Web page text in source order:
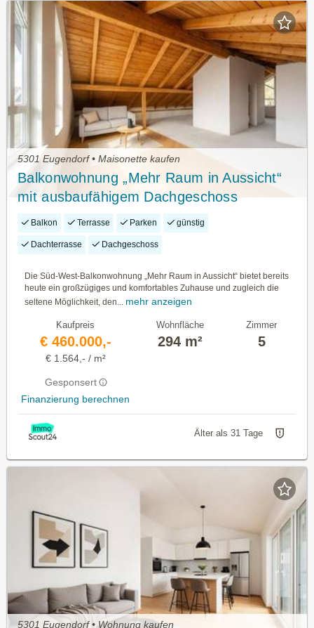
5301 Eugendorf • Maisonette kaufen
Balkonwohnung „Mehr Raum in Aussicht“
mit ausbaufähigem Dachgeschoss
Balkon Terrasse Parken günstig
Dachterrasse Dachgeschoss
Die Süd-West-Balkonwohnung „Mehr Raum in Aussicht“ bietet bereits
heute ein großzügiges und komfortables Zuhause und zugleich die
seltene Möglichkeit, den...
mehr anzeigen
Kaufpreis
€ 460.000,-
€ 1.564,- / m²
Gesponsert
Finanzierung berechnen
Wohnfläche
294 m²
Zimmer
5
Älter als 31 Tage
5301 Eugendorf • Wohnung kaufen